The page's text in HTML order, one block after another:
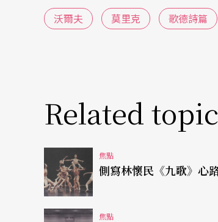
化多端：有宗教歌曲、敘事詩歌、
德詩篇》以及後來的其他歌曲集相
《歌德詩篇》
歌德是德國文學史上最偉大的詩人
比，智慧與美麗兼具。對沃爾夫來
成功、廣爲流傳的歌德歌曲了，因
取自歌德的長篇鉅著《威廉．麥斯
沃爾夫 莫里克 歌德詩篇
Related
焦點
側寫林懷民《九歌》心
焦點